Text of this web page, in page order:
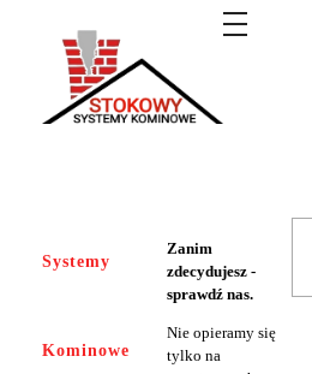
Systemy
Kominowe
Zanim
zdecydujesz -
sprawdź nas.
Nie opieramy się
tylko na